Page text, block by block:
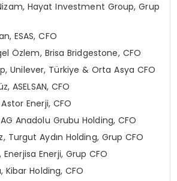
Hayat Investment Group, Grup
ESAS, CFO
Özlem, Brisa Bridgestone, CFO
Unilever, Türkiye & Orta Asya CFO
ASELSAN, CFO
Enerji, CFO
Anadolu Grubu Holding, CFO
Turgut Aydın Holding, Grup CFO
Enerji, Grup CFO
Holding, CFO